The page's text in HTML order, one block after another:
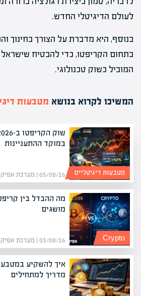
לעולם הדיגיטלי החדש.
בנוסף, היא מדברת על הצורך בחינוך
בתחום הקריפטו, כדי להבטיח
המוביל כשוק טכנולוגי.
המשיכו לקרוא בנושא מטבעות
במוקד ההתעניינות
05/08/26 | מערכת אפיק מטבעות דיגיטליים
מה ההבדל בין
מושגים
03/08/26 | מערכת אפיק Crypto
איך להשקיע
מדריך למתחילים